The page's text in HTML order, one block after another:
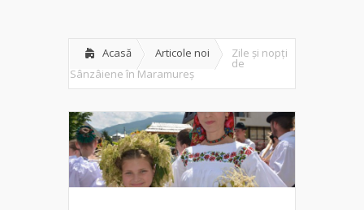
Acasă Articole noi Zile și nopți
de
Sânzâiene în Maramureș